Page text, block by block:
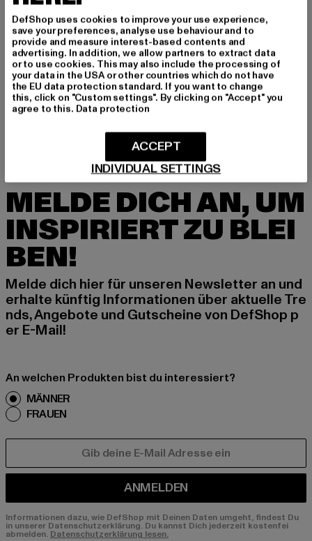
GRÖSSE & PASSFORM
PFLEGEHINWEISE
LIEFERUNG & RÜCKGABE
MELDE DICH AN, UM
INSPIRIERT ZU BLEI
BEN!
Melde dich hier für unseren Newsletter an und
erhalte künftig Informationen über aktuelle Tre
nds, Angebote und Gutscheine von DefShop p
er E-Mail!
An welchen Produkten bist du interessiert?
MÄNNER
FRAUEN
ANMELDEN
Informationen dazu, wie DefShop mit Deinen Daten umgeht, findest Du
in unserer Datenschutzerklärung. Du kannst Dich jederzeit kostenfei
abmelden. Datenschutzerklärung lesen.
DefShop uses cookies to improve your use experience,
save your preferences, analyse use behaviour and to
provide and measure interest-based contents and
advertising. In addition, we allow partners to extract data
or to use cookies. This may also include the processing of
your data in the USA or other countries which do not have
the EU data protection standard. If you want to change
this, click on "Custom settings". By clicking on "Accept" you
agree to this. Data protection
INDIVIDUAL SETTINGS
ACCEPT